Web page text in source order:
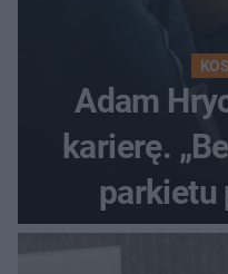
Adam
karierę.
parkietu